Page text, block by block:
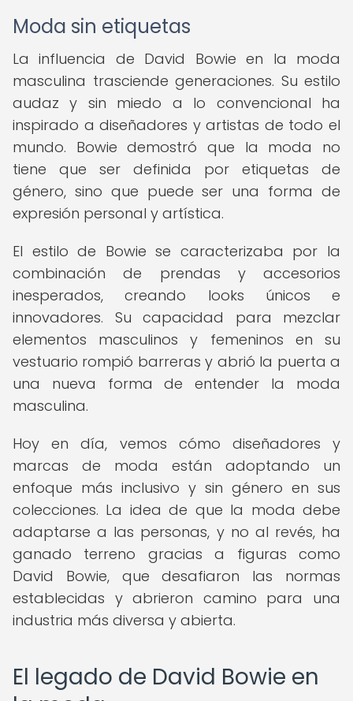
Moda sin etiquetas
La influencia de David Bowie en la moda
masculina trasciende generaciones. Su estilo
audaz y sin miedo a lo convencional ha
inspirado a diseñadores y artistas de todo el
mundo. Bowie demostró que la moda no
tiene que ser definida por etiquetas de
género, sino que puede ser una forma de
expresión personal y artística.
El estilo de Bowie se caracterizaba por la
combinación de prendas y accesorios
inesperados, creando looks únicos e
innovadores. Su capacidad para mezclar
elementos masculinos y femeninos en su
vestuario rompió barreras y abrió la puerta a
una nueva forma de entender la moda
masculina.
Hoy en día, vemos cómo diseñadores y
marcas de moda están adoptando un
enfoque más inclusivo y sin género en sus
colecciones. La idea de que la moda debe
adaptarse a las personas, y no al revés, ha
ganado terreno gracias a figuras como
David Bowie, que desafiaron las normas
establecidas y abrieron camino para una
industria más diversa y abierta.
El legado de David Bowie en